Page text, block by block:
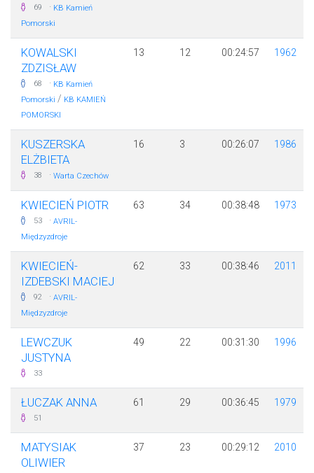
69 · KB Kamień
Pomorski
KOWALSKI
ZDZISŁAW
68 · KB Kamień
Pomorski / KB KAMIEŃ
POMORSKI
13 12 00:24:57 1962
KUSZERSKA
ELŻBIETA
38 · Warta Czechów
16 3 00:26:07 1986
KWIECIEŃ PIOTR
53 · AVRIL-
Międzyzdroje
63 34 00:38:48 1973
KWIECIEŃ-
IZDEBSKI MACIEJ
92 · AVRIL-
Międzyzdroje
62 33 00:38:46 2011
LEWCZUK
JUSTYNA
33
49 22 00:31:30 1996
ŁUCZAK ANNA
51
61 29 00:36:45 1979
MATYSIAK
OLIWIER
37 23 00:29:12 2010